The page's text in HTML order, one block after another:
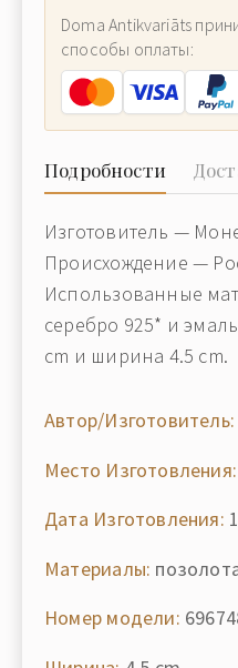
Doma Antikvariāts
способы оплаты:
Подробности
Изготовитель —
Происхождение —
Использованные
серебро 925* и
cm и ширина 4.5 cm.
Автор/Изготовитель:
Место Изготовления:
Дата Изготовления:
Материалы:
Номер модели: